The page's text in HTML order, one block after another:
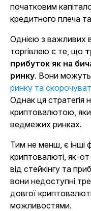
початковим
кредитного плеча
Однією з важливих
торгівлею є те, що
прибуток як на
ринку. Вони можуть
ринку та
Однак ця стратегія
криптовалютою,
ведмежих ринках.
Тим не менш, є інші
криптовалюті, як-
від стейкінгу та
вони недоступні
довгої
можливостями.